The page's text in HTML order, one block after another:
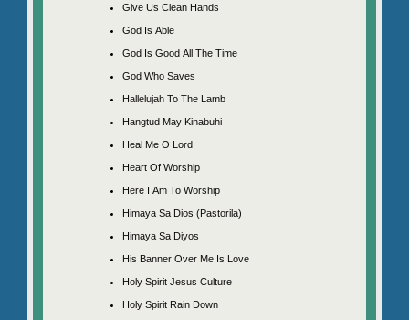
Give Us Clean Hands
God Is Able
God Is Good All The Time
God Who Saves
Hallelujah To The Lamb
Hangtud May Kinabuhi
Heal Me O Lord
Heart Of Worship
Here I Am To Worship
Himaya Sa Dios (Pastorila)
Himaya Sa Diyos
His Banner Over Me Is Love
Holy Spirit Jesus Culture
Holy Spirit Rain Down